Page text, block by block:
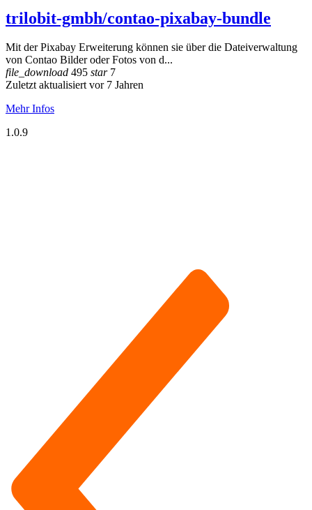
trilobit-gmbh/contao-pixabay-bundle
Mit der Pixabay Erweiterung können sie über die Dateiverwaltung
von Contao Bilder oder Fotos von d...
file_download 495 star7
Zuletzt aktualisiert vor 7 Jahren
Mehr Infos
1.0.9